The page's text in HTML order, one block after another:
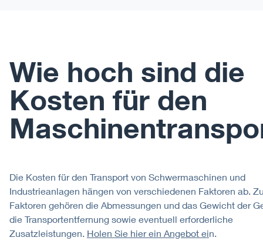
Wie hoch sind die
Kosten für den
Die Kosten für den Transport von Schwermaschinen und
Industrieanlagen hängen von verschiedenen Faktoren ab.
Faktoren gehören die Abmessungen und das Gewicht der
die Transportentfernung sowie eventuell erforderliche
Zusatzleistungen. Holen Sie hier ein Angebot ein.